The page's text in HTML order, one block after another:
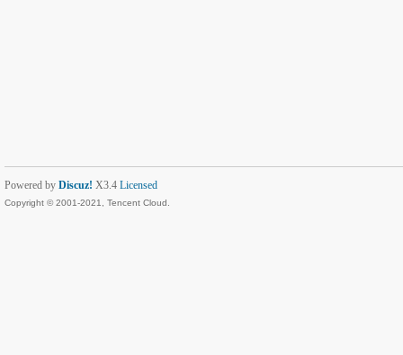
Powered by Discuz! X3.4 Licensed
Copyright © 2001-2021, Tencent Cloud.